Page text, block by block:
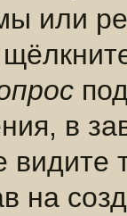
или
в
видите
на